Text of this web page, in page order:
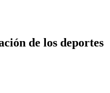
de los deportes